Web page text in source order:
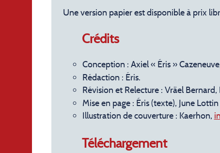
Une version papier est disponible à prix
Crédits
Conception : Axiel « Éris »
Rédaction : Éris.
Révision et Relecture : Vräel
Mise en page : Éris (texte), June
Illustration de couverture : Kaerhon,
Téléchargement